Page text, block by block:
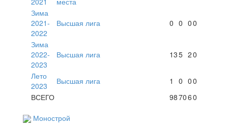
Зима
2021-
2022
Высшая лига 0 0 00
Зима
2022-
2023
Высшая лига 135 20
Лето
2023
Высшая лига 1 0 00
ВСЕГО
987060
Монострой